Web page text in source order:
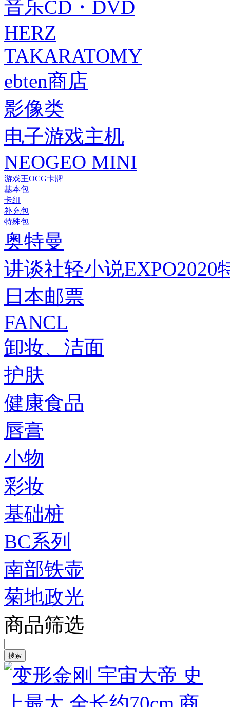
音乐CD・DVD
HERZ
TAKARATOMY
ebten商店
影像类
电子游戏主机
NEOGEO MINI
游戏王OCG卡牌
基本包
卡组
补充包
特殊包
奥特曼
讲谈社轻小说EXPO2020
日本邮票
FANCL
卸妆、洁面
护肤
健康食品
唇膏
小物
彩妆
基础桩
BC系列
南部铁壶
菊地政光
商品筛选
搜索